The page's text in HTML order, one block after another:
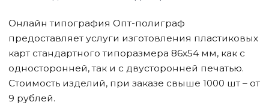
Онлайн типография Опт-полиграф
предоставляет услуги изготовления пластиковых
карт стандартного типоразмера 86х54 мм, как с
односторонней, так и с двусторонней печатью.
Стоимость изделий, при заказе свыше 1000 шт – от
9 рублей.